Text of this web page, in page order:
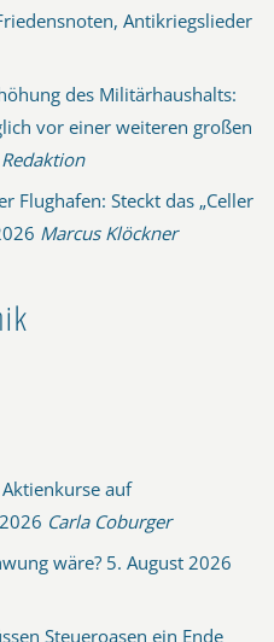
Antikriegslieder
des Militärhaushalts:
vor einer weiteren großen
Redaktion
Flughafen: Steckt das „Celler
Marcus Klöckner
auf
Carla Coburger
wäre? 5. August 2026
Steueroasen ein Ende